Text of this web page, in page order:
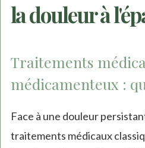
la douleur à
Traitements
médicamenteux :
Face à une douleur
traitements médicaux